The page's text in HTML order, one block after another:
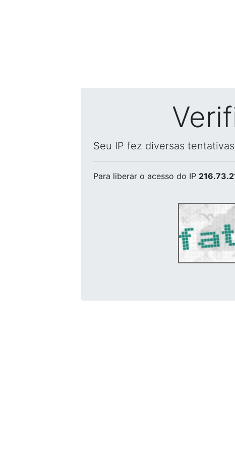
Seu IP fez diversas
Para liberar o acesso do IP